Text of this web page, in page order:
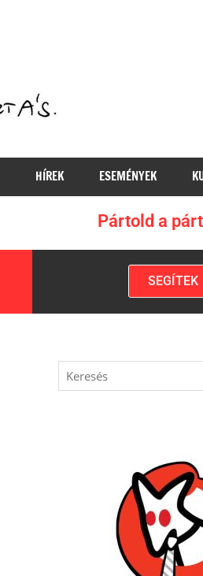
HÍREK ESEMÉNYEK
Pártold a
SEGÍTEK